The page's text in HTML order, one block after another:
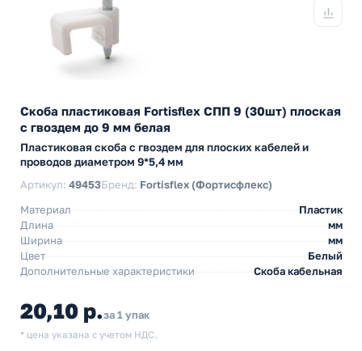
Скоба пластиковая Fortisflex СПП 9 (30шт) плоская
с гвоздем до 9 мм белая
Пластиковая скоба с гвоздем для плоских кабелей и
проводов диаметром 9*5,4 мм
Артикул: 49453Бренд: Fortisflex (Фортисфлекс)
Материал
Пластик
Длина
мм
Ширина
мм
Цвет
Белый
Дополнительные характеристики
Скоба кабельная
20,10 р.за 1 упак
* цена указана с учетом НДС.